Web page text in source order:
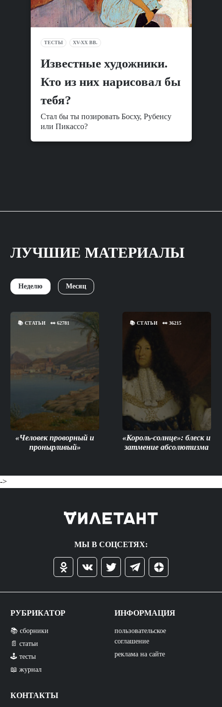
ТЕСТЫ XV-XX ВВ.
Известные художники.
Кто из них нарисовал бы
тебя?
Стал бы ты позировать Босху, Рубенсу
или Пикассо?
ЛУЧШИЕ МАТЕРИАЛЫ
Неделю Месяц
📚 СТАТЬИ 👀 62781
«Человек проворный и
пронырливый»
📚СТАТЬИ 👀36215
«Король-солнце»: блеск и
затмение абсолютизма
->
МЫ В СОЦСЕТЯХ:
РУБРИКАТОР
📚 сборники
📄 статьи
🕹️ тесты
📖 журнал
КОНТАКТЫ
ИНФОРМАЦИЯ
пользовательское
соглашение
реклама на сайте